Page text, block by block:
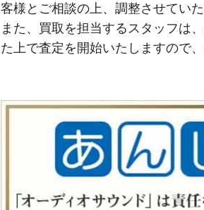
客様とご相談の上、調整させていた
また、買取を担当するスタッフは
た上で査定を開始いたしますので